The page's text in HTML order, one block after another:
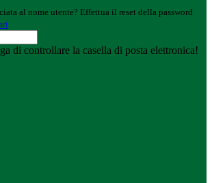
al nome utente? Effettua il reset della password
di controllare la casella di posta elettronica!